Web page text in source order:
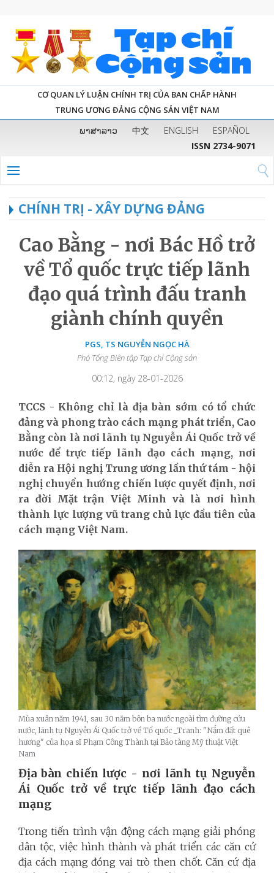
CƠ QUAN LÝ LUẬN CHÍNH TRỊ CỦA BAN CHẤP HÀNH
TRUNG ƯƠNG ĐẢNG CỘNG SẢN VIỆT NAM
ພາສາລາວ 中文 ENGLISH
ESPAÑOL
ISSN 2734-9071
CHÍNH TRỊ - XÂY DỰNG ĐẢNG
Cao Bằng - nơi Bác Hồ trở
về Tổ quốc trực tiếp lãnh
đạo quá trình đấu tranh
giành chính quyền
PGS, TS NGUYỄN NGỌC HÀ
Phó Tổng Biên tập Tạp chí Cộng sản
00:12, ngày 28-01-2026
TCCS - Không chỉ là địa bàn sớm có tổ chức
đảng và phong trào cách mạng phát triển, Cao
Bằng còn là nơi lãnh tụ Nguyễn Ái Quốc trở về
nước để trực tiếp lãnh đạo cách mạng, nơi
diễn ra Hội nghị Trung ương lần thứ tám - hội
nghị chuyển hướng chiến lược quyết định, nơi
ra đời Mặt trận Việt Minh và là nơi hình
thành lực lượng vũ trang chủ lực đầu tiên của
cách mạng Việt Nam.
Mùa xuân năm 1941, sau 30 năm bôn ba nước ngoài tìm đường cứu
nước, lãnh tụ Nguyễn Ái Quốc trở về Tổ quốc _Tranh: "Nắm đất quê
hương" của họa sĩ Phạm Công Thành tại Bảo tàng Mỹ thuật Việt
Nam
Địa bàn chiến lược - nơi lãnh tụ Nguyễn
Ái Quốc trở về trực tiếp lãnh đạo cách
mạng
Trong tiến trình vận động cách mạng giải phóng
dân tộc, việc hình thành và phát triển các căn cứ
địa cách mạng đóng vai trò then chốt. Căn cứ địa